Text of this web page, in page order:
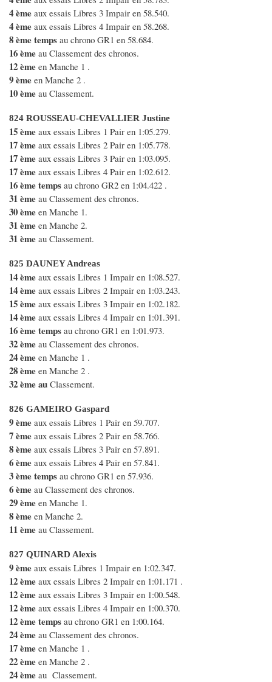
4 ème aux essais Libres 3 Impair en 58.540.
4 ème aux essais Libres 4 Impair en 58.268.
8 ème temps au chrono GR1 en 58.684.
16 ème au Classement des chronos.
12 ème en Manche 1 .
9 ème en Manche 2 .
10 ème au Classement.
824 ROUSSEAU-CHEVALLIER Justine
15 ème aux essais Libres 1 Pair en 1:05.279.
17 ème aux essais Libres 2 Pair en 1:05.778.
17 ème aux essais Libres 3 Pair en 1:03.095.
17 ème aux essais Libres 4 Pair en 1:02.612.
16 ème temps au chrono GR2 en 1:04.422 .
31 ème au Classement des chronos.
30 ème en Manche 1.
31 ème en Manche 2.
31 ème au Classement.
825 DAUNEY Andreas
14 ème aux essais Libres 1 Impair en 1:08.527.
14 ème aux essais Libres 2 Impair en 1:03.243.
15 ème aux essais Libres 3 Impair en 1:02.182.
14 ème aux essais Libres 4 Impair en 1:01.391.
16 ème temps au chrono GR1 en 1:01.973.
32 ème au Classement des chronos.
24 ème en Manche 1 .
28 ème en Manche 2 .
32 ème au Classement.
826 GAMEIRO Gaspard
9 ème aux essais Libres 1 Pair en 59.707.
7 ème aux essais Libres 2 Pair en 58.766.
8 ème aux essais Libres 3 Pair en 57.891.
6 ème aux essais Libres 4 Pair en 57.841.
3 ème temps au chrono GR1 en 57.936.
6 ème au Classement des chronos.
29 ème en Manche 1.
8 ème en Manche 2.
11 ème au Classement.
827 QUINARD Alexis
9 ème aux essais Libres 1 Impair en 1:02.347.
12 ème aux essais Libres 2 Impair en 1:01.171 .
12 ème aux essais Libres 3 Impair en 1:00.548.
12 ème aux essais Libres 4 Impair en 1:00.370.
12 ème temps au chrono GR1 en 1:00.164.
24 ème au Classement des chronos.
17 ème en Manche 1 .
22 ème en Manche 2 .
24 ème au Classement.